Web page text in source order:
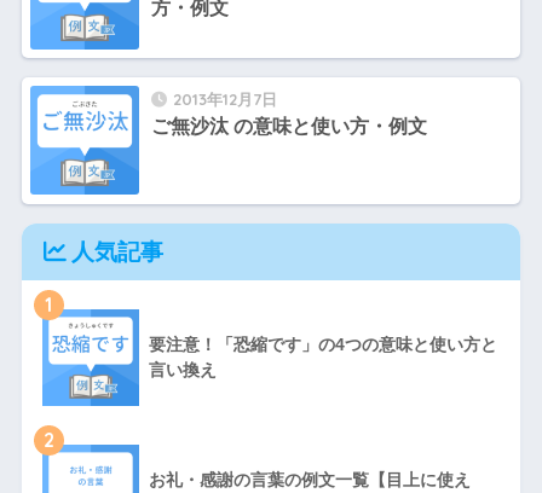
方・例文
2013年12月7日
ご無沙汰 の意味と使い方・例文
人気記事
1
要注意！「恐縮です」の4つの意味と使い方と
言い換え
2
お礼・感謝の言葉の例文一覧【目上に使え